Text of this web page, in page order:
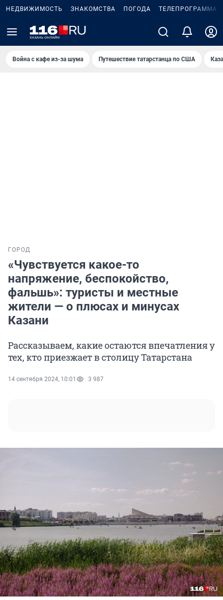
НЕДВИЖИМОСТЬ ЗНАКОМСТВА ПОГОДА ТЕЛЕПРОГРАММА
Война с кафе из-за шума Путешествие татарстанца по США
ГОРОД
«Чувствуется какое-то
напряжение, беспокойство,
фальшь»: туристы и местные
жители — о плюсах и минусах
Казани
Рассказываем, какие остаются впечатления у
тех, кто приезжает в столицу Татарстана
14 сентября 2024, 10:01 3 987